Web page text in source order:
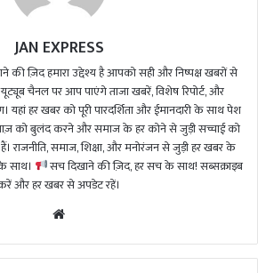
JAN EXPRESS
ज़िद हमारा उद्देश्य है आपको सही और निष्पक्ष खबरों से
चैनल पर आप पाएंगे ताजा खबरें, विशेष रिपोर्ट, और
यहां हर खबर को पूरी पारदर्शिता और ईमानदारी के साथ पेश
को बुलंद करने और समाज के हर कोने से जुड़ी सच्चाई को
राजनीति, समाज, शिक्षा, और मनोरंजन से जुड़ी हर खबर के
साथ।
सच दिखाने की ज़िद, हर सच के साथ! सब्सक्राइब
और हर खबर से अपडेट रहें।
te